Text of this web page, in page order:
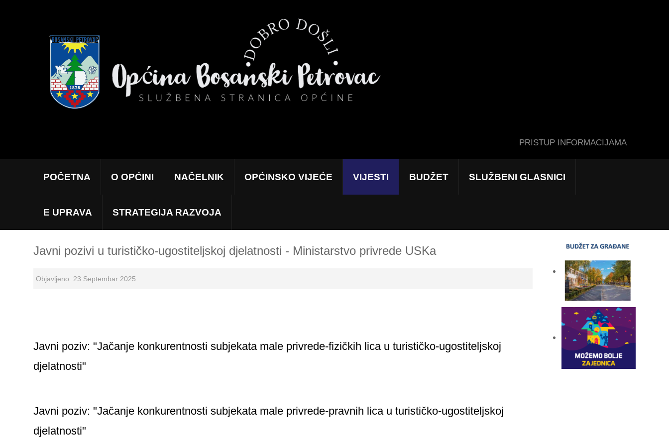
PRISTUP INFORMACIJAMA
POČETNA O OPĆINI NAČELNIK OPĆINSKO VIJEĆE VIJESTI BUDŽET SLUŽBENI GLASNICI
E UPRAVA STRATEGIJA RAZVOJA
Javni pozivi u turističko-ugostiteljskoj djelatnosti - Ministarstvo privrede USKa
Objavljeno: 23 Septembar 2025
Javni poziv: "Jačanje konkurentnosti subjekata male privrede-fizičkih lica u turističko-ugostiteljskoj
djelatnosti"
Javni poziv: "Jačanje konkurentnosti subjekata male privrede-pravnih lica u turističko-ugostiteljskoj
djelatnosti"